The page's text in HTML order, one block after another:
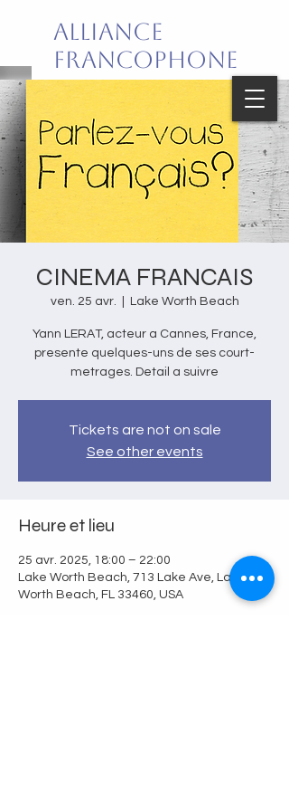
Alliance
Francophone
de Palm Beach
Joie de vivre en français!
CINEMA FRANCAIS
ven. 25 avr. Lake Worth Beach
Yann LERAT, acteur a Cannes, France,
presente quelques-uns de ses court-
metrages. Detail a suivre
Tickets are not on sale
See other events
Heure et lieu
25 avr. 2025, 18:00 – 22:00
Lake Worth Beach, 713 Lake Ave, Lake
Worth Beach, FL 33460, USA